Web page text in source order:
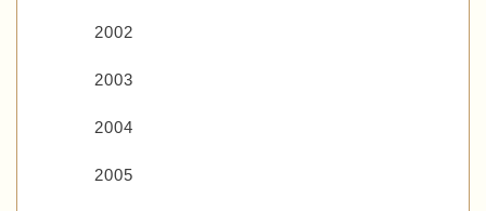
2002
2003
2004
2005